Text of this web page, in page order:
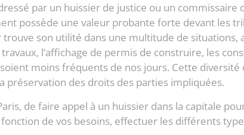
par un huissier de justice ou un
possède une valeur probante forte devant les
trouve son utilité dans une multitude de
l’affichage de permis de construire, les
moins fréquents de nos jours. Cette diversité
préservation des droits des parties impliquées.
de faire appel à un huissier dans la capitale
de vos besoins, effectuer les différents